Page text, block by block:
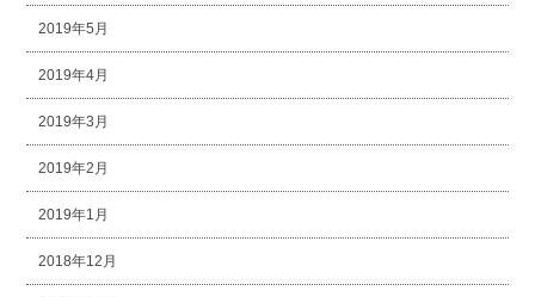
2019年5月
2019年4月
2019年3月
2019年2月
2019年1月
2018年12月